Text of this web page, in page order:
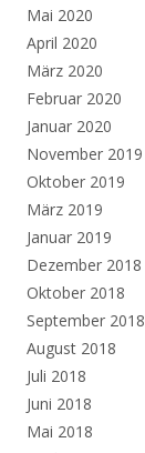
Mai 2020
April 2020
März 2020
Februar 2020
Januar 2020
November 2019
Oktober 2019
März 2019
Januar 2019
Dezember 2018
Oktober 2018
September 2018
August 2018
Juli 2018
Juni 2018
Mai 2018